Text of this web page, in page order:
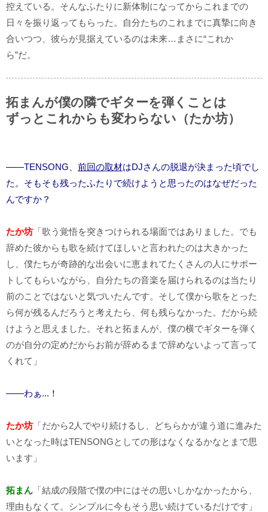
控えている。そんなふたりに新体制になってからこれまでの
日々を振り返ってもらった。自分たちのこれまでに真摯に向き
合いつつ、彼らが見据えているのは未来…まさに“これか
ら”だ。
拓まんが僕の隣でギターを弾くことは
ずっとこれからも変わらない（たか坊）
――TENSONG、 前回の取材はDJさんの脱退が決まった頃でし
た。そもそも残ったふたりで続けようと思ったのはなぜだった
んですか？
たか坊 「歌う覚悟を突きつけられる場面ではありました。でも
辞めた彼からも歌を続けてほしいと言われたのは大きかった
し、僕たちが奇跡的な出会いに恵まれてたくさんの人にサポー
トしてもらいながら、自分たちの音楽を届けられるのは当たり
前のことではないと気づいたんです。そして僕から歌をとった
ら何が残るんだろうと考えたら、何も残らなかった。だから続
けようと思えました。それと拓まんが、僕の横でギターを弾く
のが自分の定めだからお前が辞めるまで辞めないよって言って
くれて」
――わぁ...！
たか坊 「だから2人でやり続けるし、どちらかが違う道に進みた
いとなった時はTENSONGとしての形はなくなるかなとまで思
います」
拓まん 「結成の段階で僕の中にはその思いしかなかったから、
理由もなくて。シンプルに今もそう思い続けているだけです」